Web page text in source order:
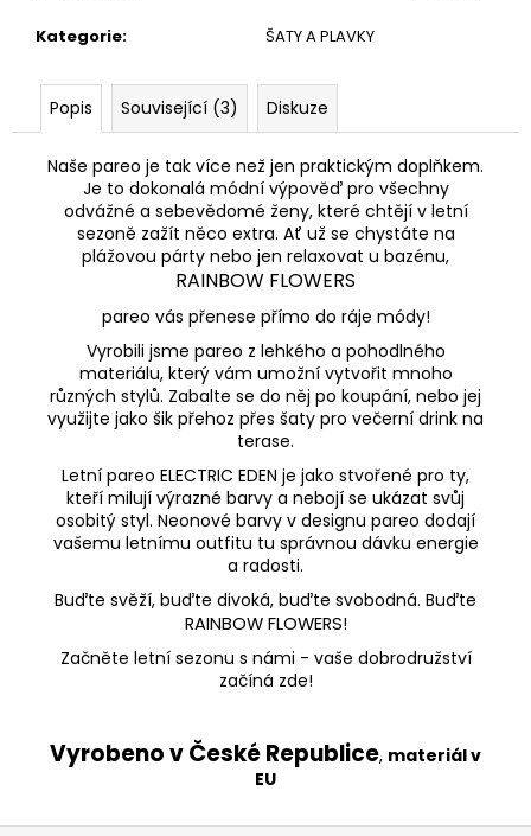
Kategorie: ŠATY A PLAVKY
Popis Související (3) Diskuze
Naše pareo je tak více než jen praktickým doplňkem.
Je to dokonalá módní výpověď pro všechny
odvážné a sebevědomé ženy, které chtějí v letní
sezoně zažít něco extra. Ať už se chystáte na
plážovou párty nebo jen relaxovat u bazénu,
RAINBOW FLOWERS
pareo vás přenese přímo do ráje módy!
Vyrobili jsme pareo z lehkého a pohodlného
materiálu, který vám umožní vytvořit mnoho
různých stylů. Zabalte se do něj po koupání, nebo jej
využijte jako šik přehoz přes šaty pro večerní drink na
terase.
Letní pareo ELECTRIC EDEN je jako stvořené pro ty,
kteří milují výrazné barvy a nebojí se ukázat svůj
osobitý styl. Neonové barvy v designu pareo dodají
vašemu letnímu outfitu tu správnou dávku energie
a radosti.
Buďte svěží, buďte divoká, buďte svobodná. Buďte
RAINBOW FLOWERS!
Začněte letní sezonu s námi - vaše dobrodružství
začíná zde!
Vyrobeno v České Republice, materiál v
EU